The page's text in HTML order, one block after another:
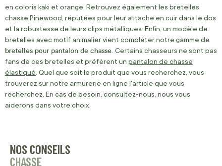
en coloris kaki et orange. Retrouvez également les bretelles
chasse Pinewood, réputées pour leur attache en cuir dans le dos
et la robustesse de leurs clips métalliques. Enfin, un modèle de
bretelles avec motif animalier vient compléter notre gamme de
bretelles pour pantalon de chasse. Certains chasseurs ne sont pas
fans de ces bretelles et préfèrent un pantalon de chasse
élastiqué . Quel que soit le produit que vous recherchez, vous
trouverez sur notre armurerie en ligne l'article que vous
recherchez. En cas de besoin, consultez-nous, nous vous
aiderons dans votre choix.
NOS CONSEILS
CHASSE